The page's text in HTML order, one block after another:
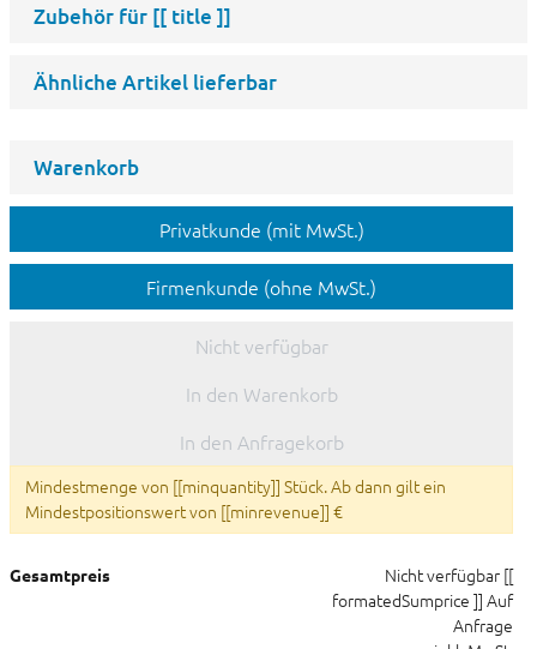
Zubehör für [[ title ]]
Ähnliche Artikel lieferbar
Warenkorb
Privatkunde (mit MwSt.)
Firmenkunde (ohne MwSt.)
Nicht verfügbar
In den Warenkorb
In den Anfragekorb
Mindestmenge von [[minquantity]] Stück. Ab dann gilt ein
Mindestpositionswert von [[minrevenue]] €
Gesamtpreis Nicht verfügbar [[
formatedSumprice ]] Auf
Anfrage